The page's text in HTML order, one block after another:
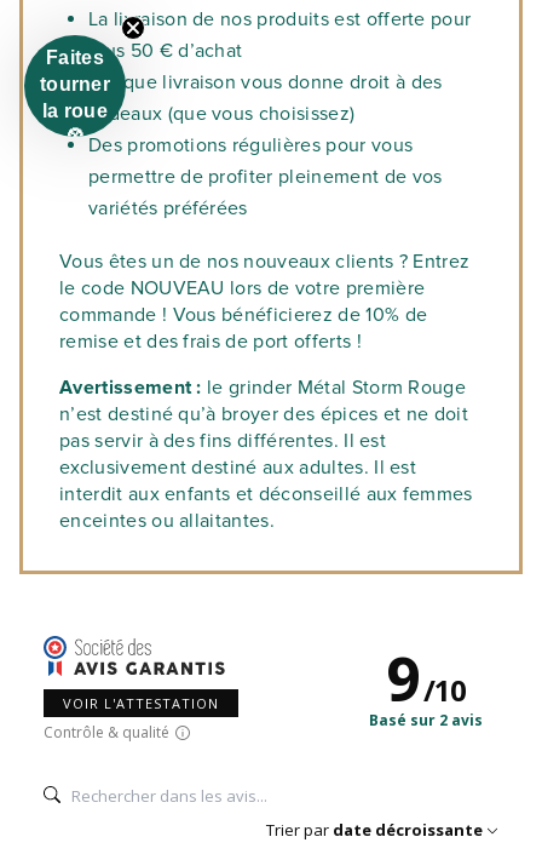
La livraison de nos produits est offerte pour
plus 50 € d’achat
Chaque livraison vous donne droit à des
cadeaux (que vous choisissez)
Des promotions régulières pour vous
permettre de profiter pleinement de vos
variétés préférées
Vous êtes un de nos nouveaux clients ? Entrez
le code NOUVEAU lors de votre première
commande ! Vous bénéficierez de 10% de
remise et des frais de port offerts !
Avertissement : le grinder Métal Storm Rouge
n’est destiné qu’à broyer des épices et ne doit
pas servir à des fins différentes. Il est
exclusivement destiné aux adultes. Il est
interdit aux enfants et déconseillé aux femmes
enceintes ou allaitantes.
VOIR L'ATTESTATION
Contrôle & qualité
9/10
Basé sur 2 avis
Trier par date décroissante
Faites
tourner
la roue
🎡